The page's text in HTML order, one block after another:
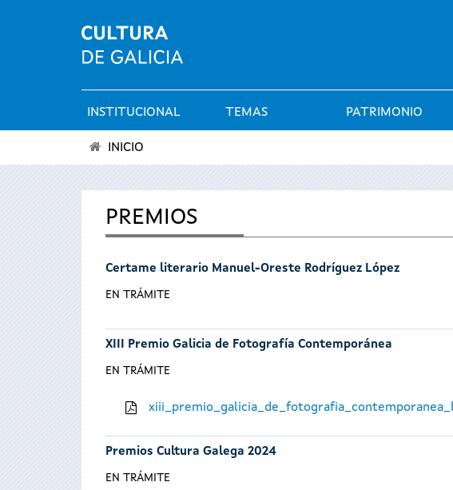
Menú
principal
INSTITUCIONAL TEMAS PATRIMONIO
está
INICIO
PREMIOS
Certame literario Manuel-Oreste Rodríguez López
EN TRÁMITE
XIII Premio Galicia de Fotografía Contemporánea
EN TRÁMITE
Premios Cultura Galega 2024
EN TRÁMITE